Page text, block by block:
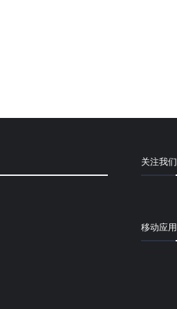
关注我们
移动应用